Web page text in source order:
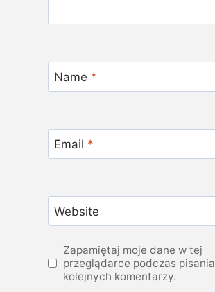
Name *
Email *
Website
Zapamiętaj moje dane w tej
przeglądarce podczas pisania
kolejnych komentarzy.